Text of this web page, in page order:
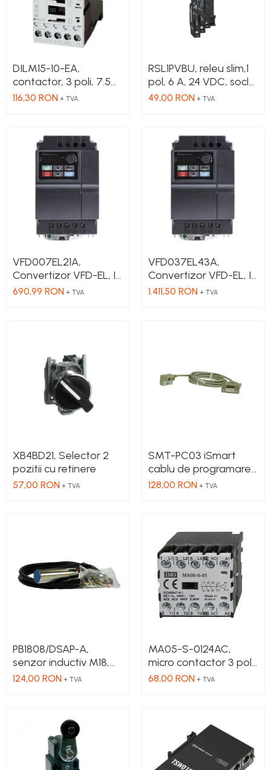
DILM15-10-EA,
contactor, 3 poli, 7.5
kW, 15 A, 1 NO, 230V AC
116,30 RON + TVA
RSL1PVBU, releu slim,1
pol, 6 A, 24 VDC, soclu
inclus
49,00 RON + TVA
VFD007EL21A,
Convertizor VFD-EL, IN
1x230 VAC, OUT
Filtru EMI inclus
690,99 RON + TVA
VFD037EL43A,
Convertizor VFD-EL, IN
3x380 VAC, OUT
1.411,50 RON + TVA
XB4BD21, Selector 2
pozitii cu retinere
57,00 RON + TVA
SMT-PC03 iSmart
cablu de programare,
Serial - RS232
128,00 RON + TVA
PB1808/DSAP-A,
senzor inductiv M18,
Sn 8mm, 10-36 VDC,
124,00 RON + TVA
MA05-S-0124AC,
micro contactor 3 poli
NO, 2.2 kW, 5 A, Aux
68,00 RON + TVA